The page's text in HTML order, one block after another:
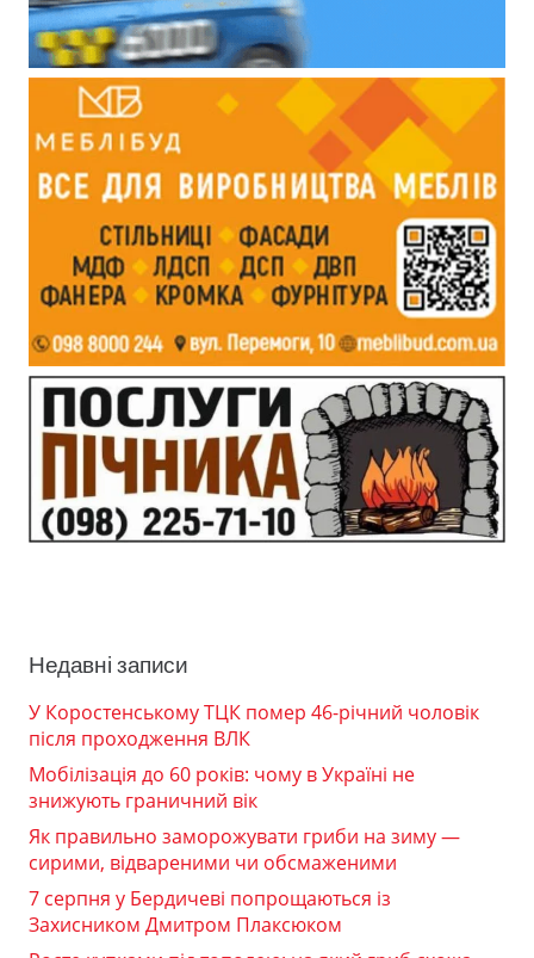
Недавні записи
У Коростенському ТЦК помер 46-річний чоловік
після проходження ВЛК
Мобілізація до 60 років: чому в Україні не
знижують граничний вік
Як правильно заморожувати гриби на зиму —
сирими, відвареними чи обсмаженими
7 серпня у Бердичеві попрощаються із
Захисником Дмитром Плаксюком